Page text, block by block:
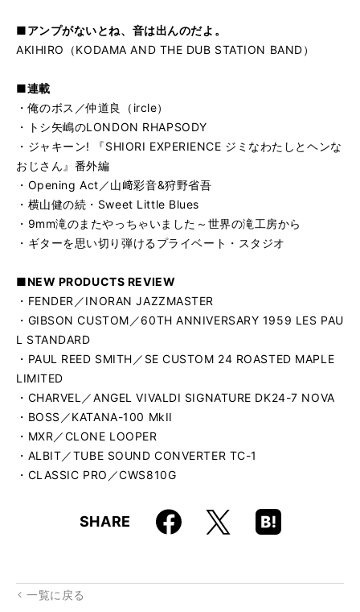
■アンプがないとね、音は出んのだよ。
AKIHIRO（KODAMA AND THE DUB STATION BAND）
■連載
・俺のボス／仲道良（ircle）
・トシ矢嶋のLONDON RHAPSODY
・ジャキーン! 『SHIORI EXPERIENCE ジミなわたしとヘンな
おじさん』番外編
・Opening Act／山﨑彩音&狩野省吾
・横山健の続・Sweet Little Blues
・9mm滝のまたやっちゃいました～世界の滝工房から
・ギターを思い切り弾けるプライベート・スタジオ
■NEW PRODUCTS REVIEW
・FENDER／INORAN JAZZMASTER
・GIBSON CUSTOM／60TH ANNIVERSARY 1959 LES PAU
L STANDARD
・PAUL REED SMITH／SE CUSTOM 24 ROASTED MAPLE
LIMITED
・CHARVEL／ANGEL VIVALDI SIGNATURE DK24-7 NOVA
・BOSS／KATANA-100 MkII
・MXR／CLONE LOOPER
・ALBIT／TUBE SOUND CONVERTER TC-1
・CLASSIC PRO／CWS810G
SHARE Faceboo
k
X
Hatena
Boo
一覧に戻る